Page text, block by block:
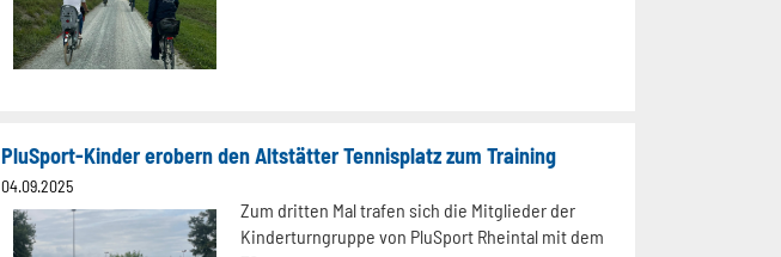
PluSport-Kinder erobern den Altstätter Tennisplatz zum Training
04.09.2025
Zum dritten Mal trafen sich die Mitglieder der
Kinderturngruppe von PluSport Rheintal mit dem